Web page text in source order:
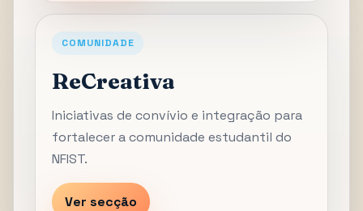
COMUNIDADE
ReCreativa
Iniciativas de convívio e integração para
fortalecer a comunidade estudantil do
NFIST.
Ver secção